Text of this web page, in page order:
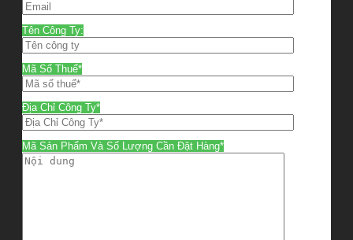
Tên Công Ty:
Mã Số Thuế*
Địa Chỉ Công Ty*
Mã Sản Phẩm Và Số Lượng Cần Đặt Hàng*